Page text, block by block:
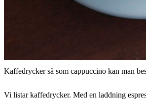
Kaffedrycker så som cappuccino kan man
Vi listar kaffedrycker. Med en laddning